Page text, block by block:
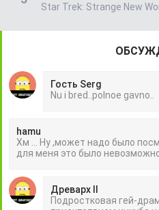
Star Trek: Strange New
Гость Serg
Nu i bred..polnoe gavno..
hamu
Хм ... Ну ,может надо было
для меня это было
Древарх II
Подростковая гей-